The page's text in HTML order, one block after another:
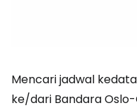
Mencari jadwal
ke/dari Bandara